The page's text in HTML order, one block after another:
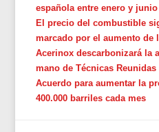
española entre enero y junio
El precio del combustible
marcado por el aumento de
Acerinox descarbonizará la
mano de Técnicas Reunidas
Acuerdo para aumentar la
400.000 barriles cada mes